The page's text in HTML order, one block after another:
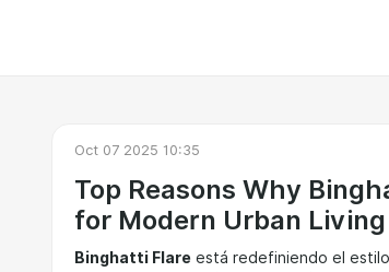
Oct 07 2025 10:35
Top Reasons Why
for Modern Urban Living
Binghatti Flare está redefiniendo el